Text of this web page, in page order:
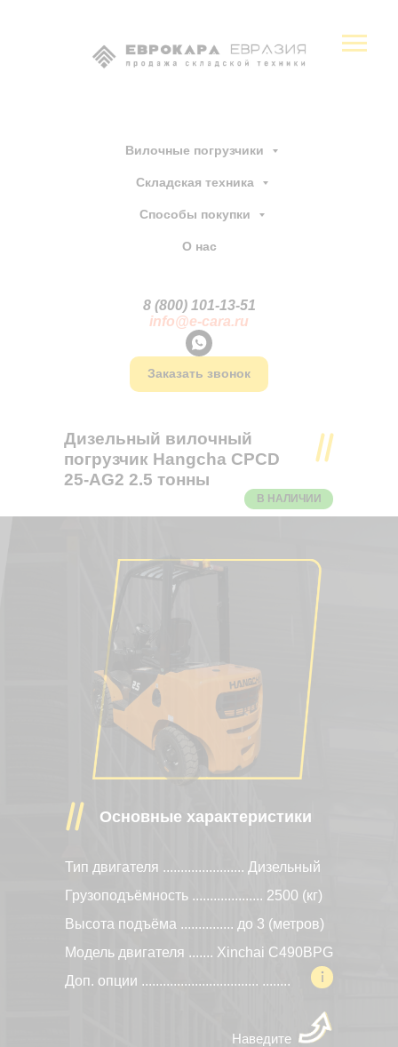
Вилочные погрузчики
Складская техника
Способы покупки
О нас
8 (800) 101-13-51
info@e-cara.ru
Заказать звонок
Дизельный вилочный
погрузчик Hangcha CPCD
25-AG2 2.5 тонны
В НАЛИЧИИ
Тип двигателя ....................... Дизельный
Грузоподъёмность .................... 2500 (кг)
Высота подъёма ............... до 3 (метров)
Модель двигателя ....... Xinchai C490BPG
Доп. опции ................................. ........
Основные характеристики
Наведите